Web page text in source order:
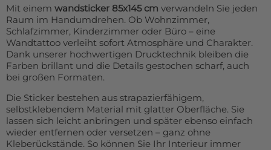
Mit einem wandsticker 85x145 cm verwandeln Sie jeden
Raum im Handumdrehen. Ob Wohnzimmer,
Schlafzimmer, Kinderzimmer oder Büro – eine
Wandtattoo verleiht sofort Atmosphäre und Charakter.
Dank unserer hochwertigen Drucktechnik bleiben die
Farben brillant und die Details gestochen scharf, auch
bei großen Formaten.
Die Sticker bestehen aus strapazierfähigem,
selbstklebendem Material mit glatter Oberfläche. Sie
lassen sich leicht anbringen und später ebenso einfach
wieder entfernen oder versetzen – ganz ohne
Kleberückstände. So können Sie Ihr Interieur immer